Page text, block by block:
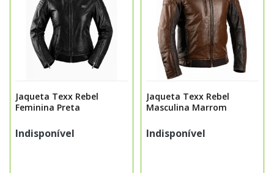
Jaqueta Texx Rebel
Feminina Preta
Indisponível
Jaqueta Texx Rebel
Masculina Marrom
Indisponível